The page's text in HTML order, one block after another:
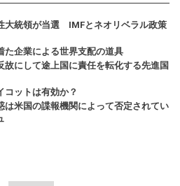
大統領が当選 IMFとネオリベラル政策
た企業による世界支配の道具
にして途上国に責任を転化する先進国
コットは有効か？
は米国の諜報機関によって否定されてい